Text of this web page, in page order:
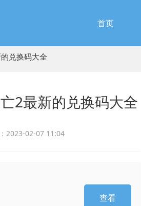
首页
兑换码大全
2最新的兑换码大全
2023-02-07 11:04
查看